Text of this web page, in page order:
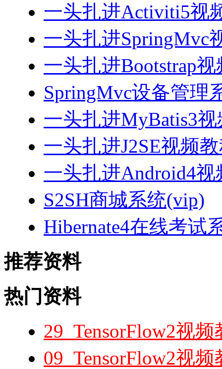
一头扎进Activiti5视
一头扎进SpringMvc
一头扎进Bootstrap
SpringMvc设备管理
一头扎进MyBatis3
一头扎进J2SE视频
一头扎进Android4视
S2SH商城系统(vip)
Hibernate4在线考试
推荐资料
热门资料
29_TensorFlow2视
09_TensorFlow2视